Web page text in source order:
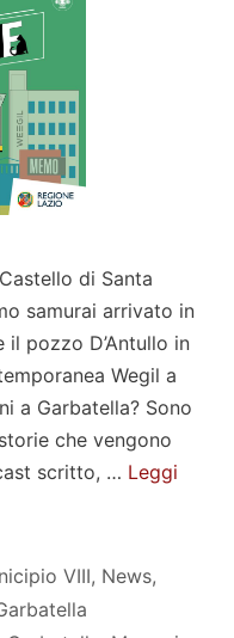
di Santa
samurai arrivato in
pozzo D’Antullo in
Wegil a
a Garbatella? Sono
che vengono
scritto, … Leggi
VIII, News,